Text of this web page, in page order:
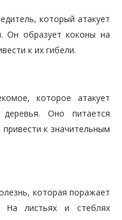
который атакует
Он образует коконы на
к их гибели.
которое атакует
Оно питается
к значительным
которая поражает
На листьях и стеблях